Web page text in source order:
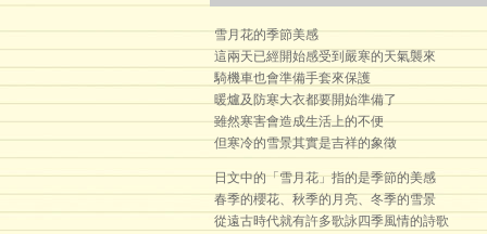
雪月花的季節美感
這兩天已經開始感受到嚴寒的天氣襲來
騎機車也會準備手套來保護
暖爐及防寒大衣都要開始準備了
雖然寒害會造成生活上的不便
但寒冷的雪景其實是吉祥的象徵
日文中的「雪月花」指的是季節的美感
春季的櫻花、秋季的月亮、冬季的雪景
從遠古時代就有許多歌詠四季風情的詩歌